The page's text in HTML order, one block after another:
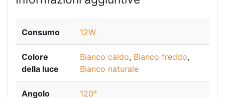
Consumo 12W
Colore
della luce
Bianco caldo, Bianco freddo,
Bianco naturale
Angolo
120°